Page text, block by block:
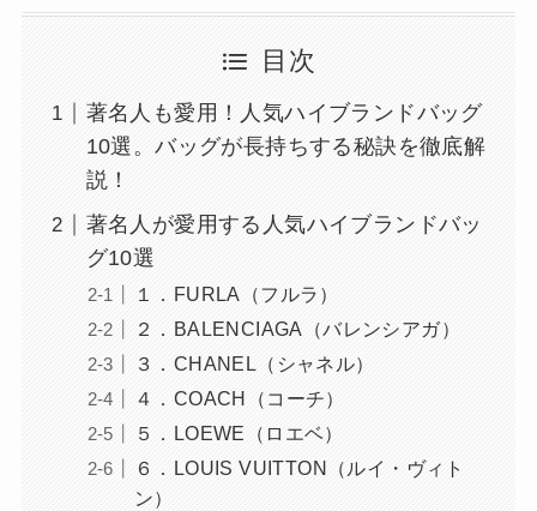
目次
著名人も愛用！人気ハイブランドバッグ
10選。バッグが長持ちする秘訣を徹底解
説！
著名人が愛用する人気ハイブランドバッ
グ10選
１．FURLA（フルラ）
２．BALENCIAGA（バレンシアガ）
３．CHANEL（シャネル）
４．COACH（コーチ）
５．LOEWE（ロエベ）
６．LOUIS VUITTON（ルイ・ヴィト
ン）